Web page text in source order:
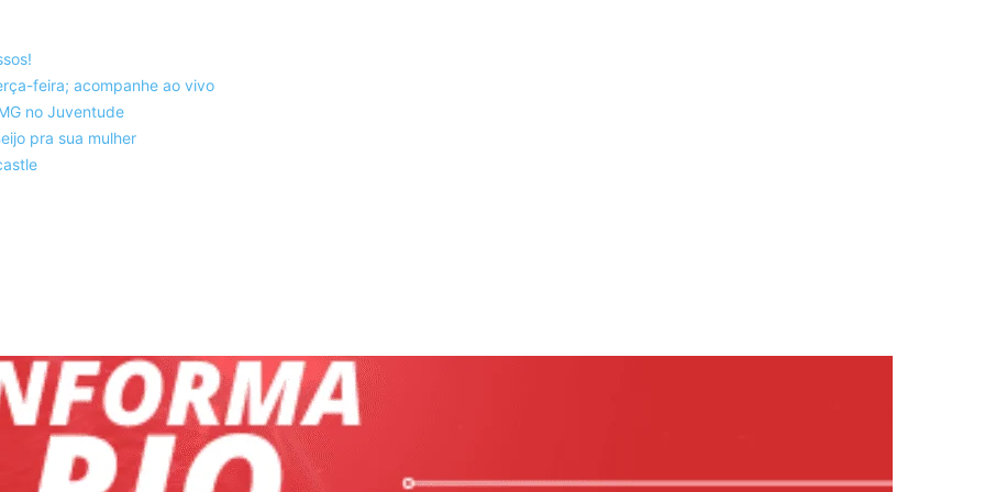
feira; acompanhe ao vivo
no Juventude
pra sua mulher